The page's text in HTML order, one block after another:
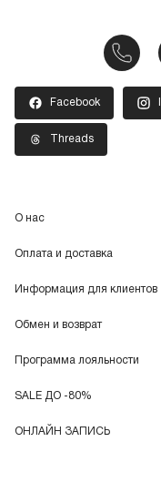
Facebook
Threads
О нас
Оплата и доставка
Информация для клиентов
Обмен и возврат
Программа лояльности
SALE ДО -80%
ОНЛАЙН ЗАПИСЬ